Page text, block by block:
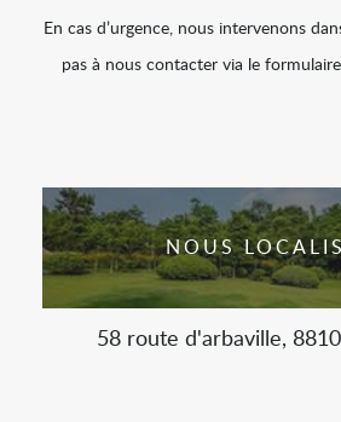
En cas d’urgence, nous intervenons
pas à nous contacter via le
NOUS
58 route d'arbaville,